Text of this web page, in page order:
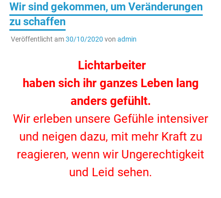
Wir sind gekommen, um Veränderungen
zu schaffen
Veröffentlicht am30/10/2020 von admin
Lichtarbeiter
haben sich ihr ganzes Leben lang
anders gefühlt.
Wir erleben unsere Gefühle intensiver
und neigen dazu, mit mehr Kraft zu
reagieren, wenn wir Ungerechtigkeit
und Leid sehen.